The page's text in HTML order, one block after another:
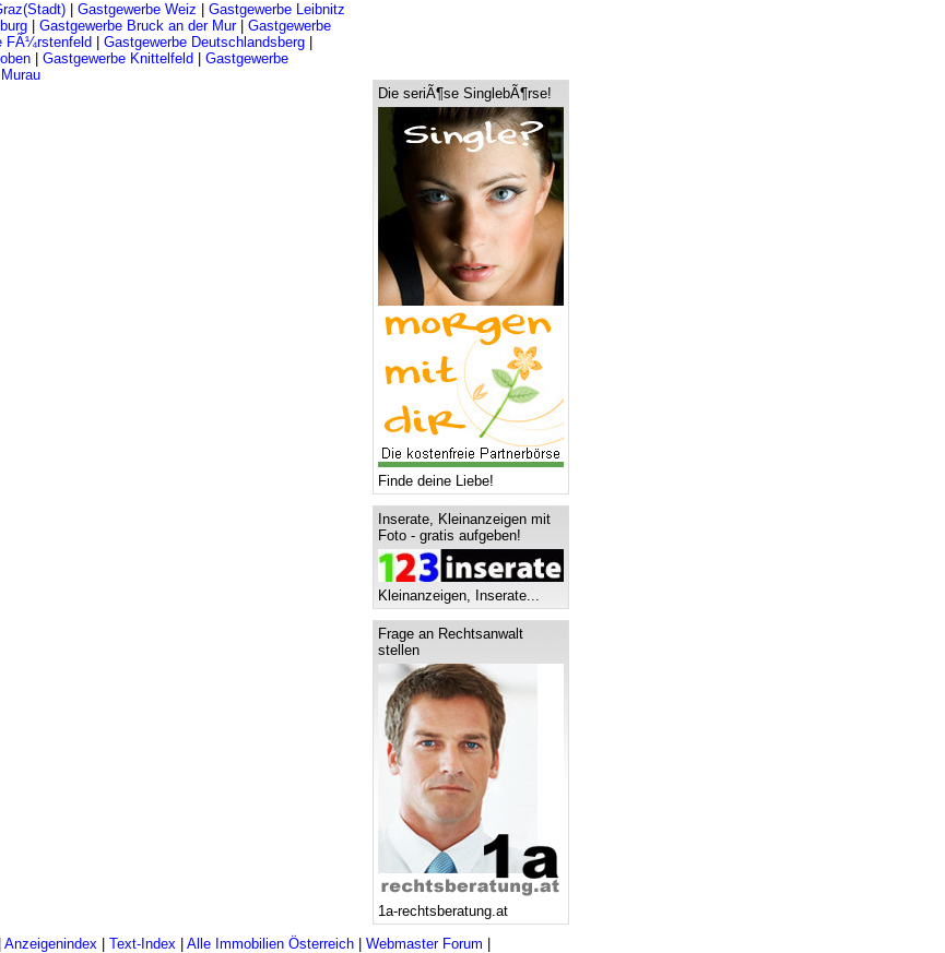
Gastgewerbe Weiz
Gastgewerbe Leibnitz
Gastgewerbe Bruck an der Mur| Gastgewerbe
FÃ¼rstenfeld Gastgewerbe Deutschlandsberg
Gastgewerbe Knittelfeld
Gastgewerbe
Die seriÃ¶se SinglebÃ¶rse!
Finde deine Liebe!
Inserate, Kleinanzeigen mit
Foto - gratis aufgeben!
Kleinanzeigen, Inserate...
Frage an Rechtsanwalt
stellen
1a-rechtsberatung.at
Anzeigenindex| Text-Index| Alle Immobilien Österreich| Webmaster Forum